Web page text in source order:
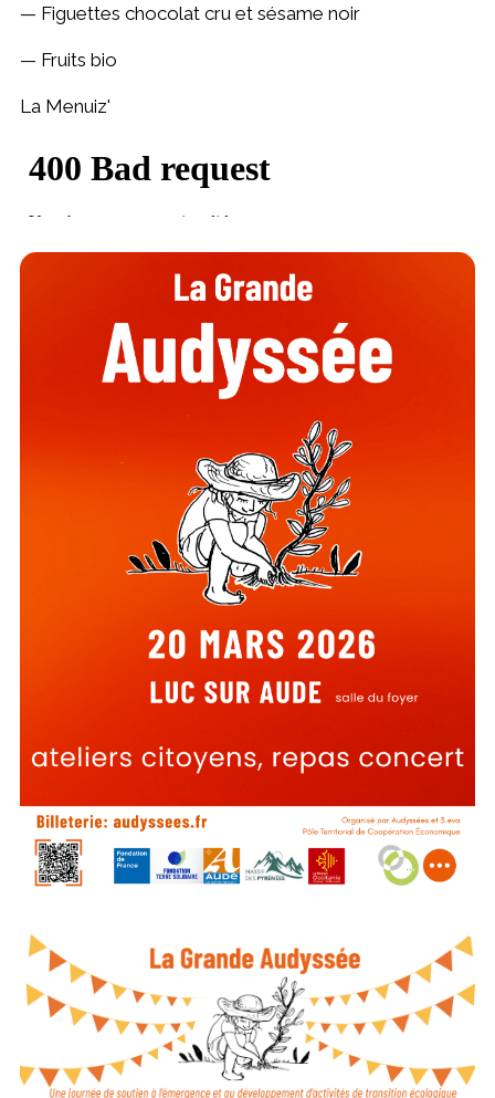
— Figuettes chocolat cru et sésame noir
— Fruits bio
La Menuiz'